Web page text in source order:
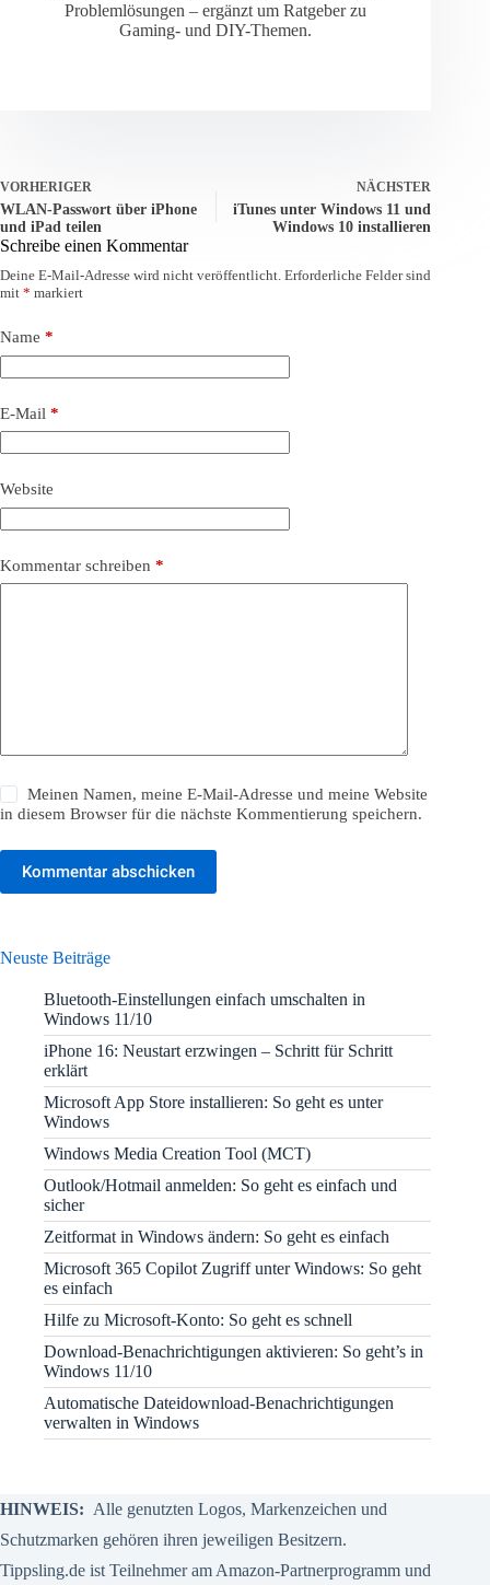
Problemlösungen – ergänzt um Ratgeber zu
Gaming- und DIY-Themen.
VORHERIGER
WLAN-Passwort über iPhone
und iPad teilen
NÄCHSTER
iTunes unter Windows 11 und
Windows 10 installieren
Schreibe einen Kommentar
Deine E-Mail-Adresse wird nicht veröffentlicht. Erforderliche Felder sind
mit * markiert
Name *
E-Mail *
Website
Kommentar schreiben *
Meinen Namen, meine E-Mail-Adresse und meine Website
in diesem Browser für die nächste Kommentierung speichern.
Kommentar abschicken
Neuste Beiträge
Bluetooth-Einstellungen einfach umschalten in
Windows 11/10
iPhone 16: Neustart erzwingen – Schritt für Schritt
erklärt
Microsoft App Store installieren: So geht es unter
Windows
Windows Media Creation Tool (MCT)
Outlook/Hotmail anmelden: So geht es einfach und
sicher
Zeitformat in Windows ändern: So geht es einfach
Microsoft 365 Copilot Zugriff unter Windows: So geht
es einfach
Hilfe zu Microsoft-Konto: So geht es schnell
Download-Benachrichtigungen aktivieren: So geht’s in
Windows 11/10
Automatische Dateidownload-Benachrichtigungen
verwalten in Windows
HINWEIS: Alle genutzten Logos, Markenzeichen und
Schutzmarken gehören ihren jeweiligen Besitzern.
Tippsling.de ist Teilnehmer am Amazon-Partnerprogramm und